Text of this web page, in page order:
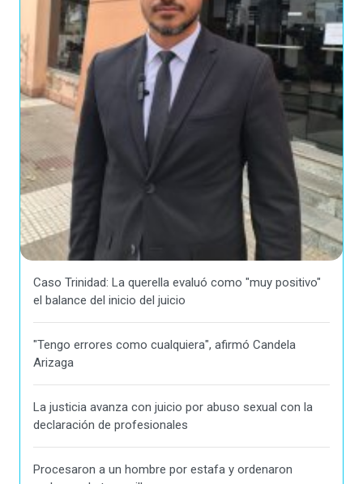
Caso Trinidad: La querella evaluó como "muy positivo"
el balance del inicio del juicio
"Tengo errores como cualquiera", afirmó Candela
Arizaga
La justicia avanza con juicio por abuso sexual con la
declaración de profesionales
Procesaron a un hombre por estafa y ordenaron